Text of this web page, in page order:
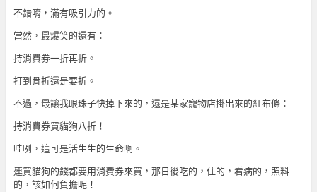
不錯唷，滿有吸引力的。
當然，最爆笑的還有：
持消費券一折再折。
打到骨折還是要折。
不過，最讓我眼珠子快掉下來的，還是某家寵物店掛出來的紅布條：
持消費券買貓狗八折！
哇咧，這可是活生生的生命啊。
連買貓狗的錢都要用消費券來買，那日後吃的，住的，看病的，照料
的，該如何負擔呢！